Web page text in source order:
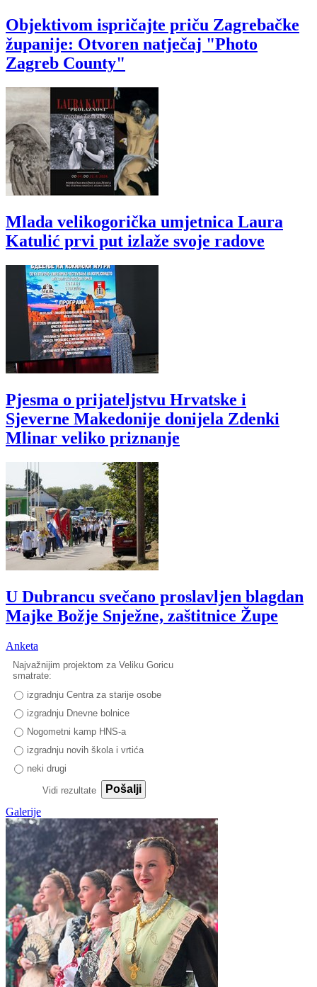
Objektivom ispričajte priču Zagrebačke
županije: Otvoren natječaj "Photo
Zagreb County"
Mlada velikogorička umjetnica Laura
Katulić prvi put izlaže svoje radove
Pjesma o prijateljstvu Hrvatske i
Sjeverne Makedonije donijela Zdenki
Mlinar veliko priznanje
U Dubrancu svečano proslavljen blagdan
Majke Božje Snježne, zaštitnice Župe
Anketa
Najvažnijim projektom za Veliku Goricu
smatrate:
izgradnju Centra za starije osobe
izgradnju Dnevne bolnice
Nogometni kamp HNS-a
izgradnju novih škola i vrtića
neki drugi
Vidi rezultate
Pošalji
Galerije